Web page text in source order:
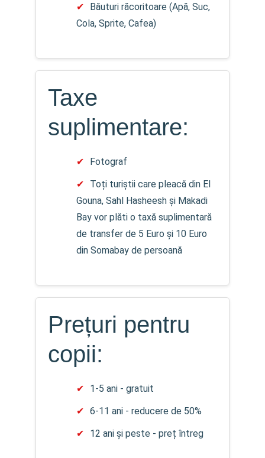
Băuturi răcoritoare (Apă, Suc,
Cola, Sprite, Cafea)
Taxe
suplimentare:
Fotograf
Toți turiștii care pleacă din El
Gouna, Sahl Hasheesh și Makadi
Bay vor plăti o taxă suplimentară
de transfer de 5 Euro și 10 Euro
din Somabay de persoană
Prețuri pentru
copii:
1-5 ani - gratuit
6-11 ani - reducere de 50%
12 ani și peste - preț întreg